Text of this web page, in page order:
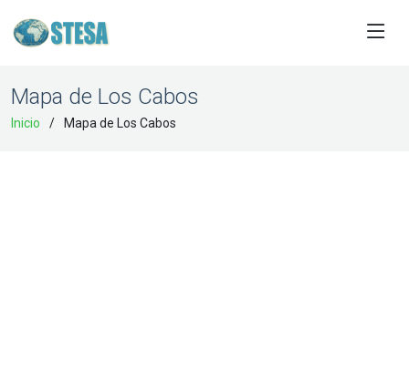
Mapa de Los Cabos
Inicio Mapa de Los Cabos